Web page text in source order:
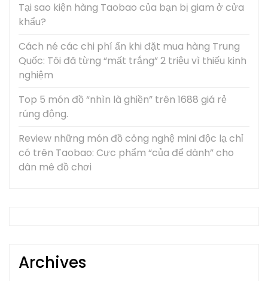
Tại sao kiện hàng Taobao của bạn bị giam ở cửa
khẩu?
Cách né các chi phí ẩn khi đặt mua hàng Trung
Quốc: Tôi đã từng “mất trắng” 2 triệu vì thiếu kinh
nghiệm
Top 5 món đồ “nhìn là ghiền” trên 1688 giá rẻ
rúng động.
Review những món đồ công nghệ mini độc lạ chỉ
có trên Taobao: Cực phẩm “của để dành” cho
dân mê đồ chơi
Archives